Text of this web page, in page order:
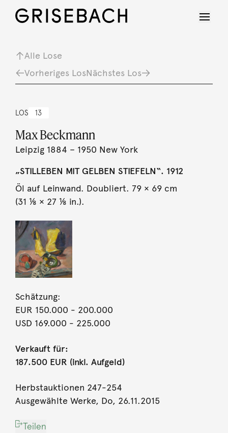
Alle Lose
Vorheriges LosNächstes Los
LOS 13
Max Beckmann
Leipzig 1884 – 1950 New York
„STILLEBEN MIT GELBEN STIEFELN“. 1912
Öl auf Leinwand. Doubliert. 79 × 69 cm
(31 ⅛ × 27 ⅛ in.).
Schätzung:
EUR 150.000 - 200.000
USD 169.000 - 225.000
Verkauft für:
187.500 EUR (inkl. Aufgeld)
Herbstauktionen 247-254
Ausgewählte Werke, Do, 26.11.2015
Teilen